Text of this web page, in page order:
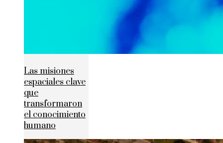
Las misiones
espaciales clave
que
transformaron
el conocimiento
humano